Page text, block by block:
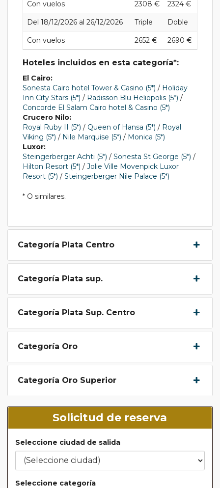
Con vuelos 2308 € 2324 €
Del 18/12/2026 al 26/12/2026 Triple Doble
Con vuelos 2652 € 2690 €
Hoteles incluidos en esta categoría*:
El Cairo:
Sonesta Cairo hotel Tower & Casino (5*) / Holiday
Inn City Stars (5*) / Radisson Blu Heliopolis (5*) /
Concorde El Salam Cairo hotel & Casino (5*)
Crucero Nilo:
Royal Ruby II (5*) / Queen of Hansa (5*) / Royal
Viking (5*) / Nile Marquise (5*) / Monica (5*)
Luxor:
Steingerberger Achti (5*) / Sonesta St George (5*) /
Hilton Resort (5*) / Jolie Ville Movenpick Luxor
Resort (5*) / Steingerberger Nile Palace (5*)
* O similares.
Categoría Plata Centro
Categoría Plata sup.
Categoría Plata Sup. Centro
Categoría Oro
Categoría Oro Superior
Solicitud de reserva
Seleccione ciudad de salida
Seleccione categoría